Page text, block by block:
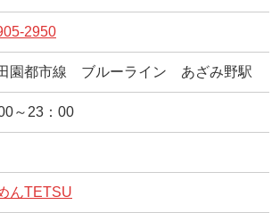
2950
園都市線 ブルーライン あざみ野駅
～23：00
んTETSU